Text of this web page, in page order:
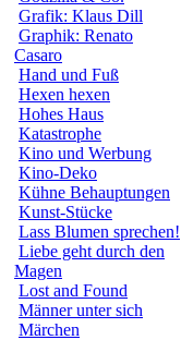
Grafik: Klaus Dill
Graphik: Renato
Casaro
Hand und Fuß
Hexen hexen
Hohes Haus
Katastrophe
Kino und Werbung
Kino-Deko
Kühne Behauptungen
Kunst-Stücke
Lass Blumen sprechen!
Liebe geht durch den
Magen
Lost and Found
Männer unter sich
Märchen